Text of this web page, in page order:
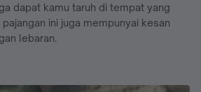
dapat kamu taruh di tempat yang
ini juga mempunyai kesan
lebaran.